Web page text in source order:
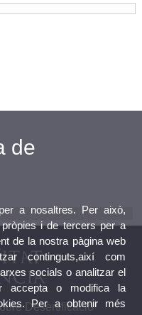
Desertificació
de
a nosaltres. Per això,
i de tercers per a
de la nostra pàgina web
continguts,així com
socials o analitzar el
accepta o modifica la
Per a obtenir més